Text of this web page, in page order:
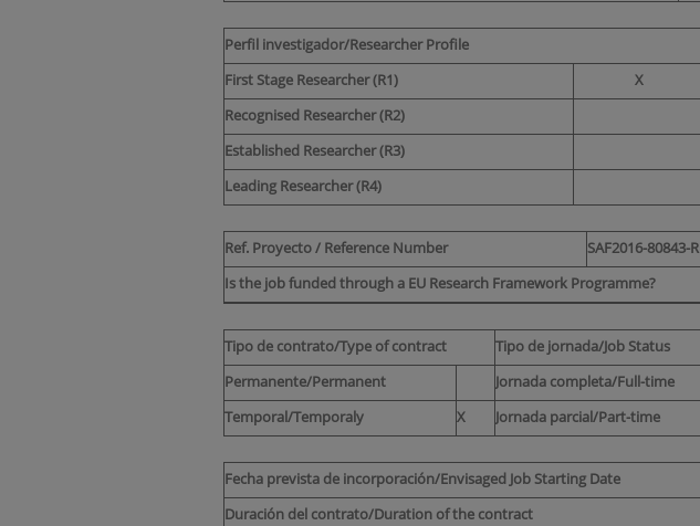
Perfil investigador/Researcher Profile
First Stage Researcher (R1)
X
Recognised Researcher (R2)
Established Researcher (R3)
Leading Researcher (R4)
Ref. Proyecto / Reference Number
SAF2016-80843-R
Is the job funded through a EU Research Framework Programme?
Tipo de contrato/Type of contract Tipo de jornada/Job Status
Permanente/Permanent
Jornada completa/Full-time
Temporal/Temporaly
X Jornada parcial/Part-time
Fecha prevista de incorporación/Envisaged Job Starting Date
Duración del contrato/Duration of the contract